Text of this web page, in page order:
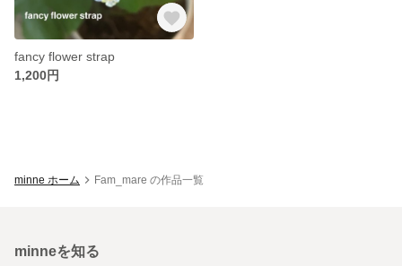
fancy flower strap
1,200円
minne ホーム Fam_mare の作品一覧
minneを知る